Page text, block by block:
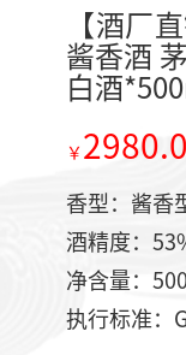
【酒厂
酱香酒
白酒
香型：酱香
酒精度：
净含量：
执行标准：